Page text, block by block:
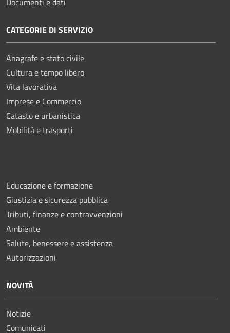
CATEGORIE DI SERVIZIO
Anagrafe e stato civile
Cultura e tempo libero
Vita lavorativa
Imprese e Commercio
Catasto e urbanistica
Mobilità e trasporti
Educazione e formazione
Giustizia e sicurezza pubblica
Tributi, finanze e contravvenzioni
Ambiente
Salute, benessere e assistenza
Autorizzazioni
NOVITÀ
Notizie
Comunicati